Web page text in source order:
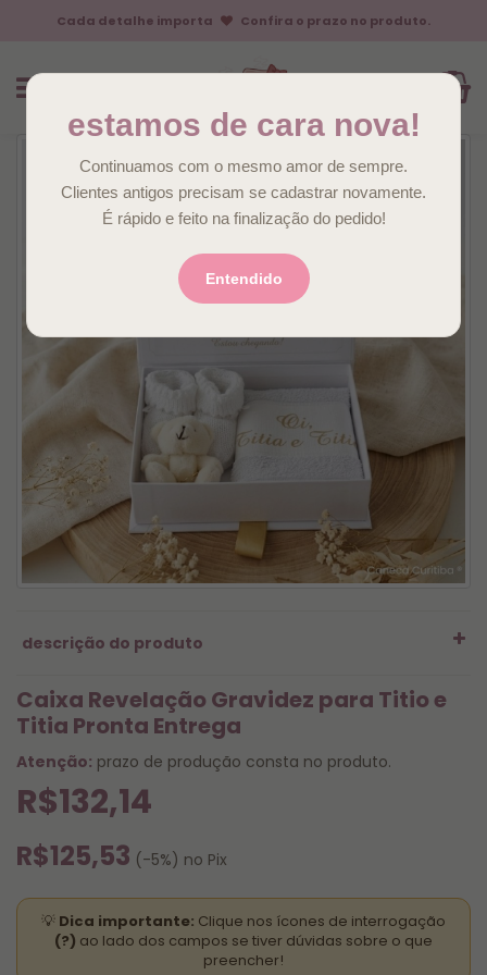
Cada detalhe importa Confira o prazo no produto.
descrição do produto
Caixa Revelação Gravidez para Titio e
Titia Pronta Entrega
Atenção: prazo de produção consta no produto.
R$132,14
R$125,53 (-5%) no Pix
💡 Dica importante: Clique nos ícones de interrogação
(?) ao lado dos campos se tiver dúvidas sobre o que
preencher!
Para garantir que sua caneca seja produzido em
até 1 hora , leia atentamente as regras do serviço,
fazemos somente Caneca na Hora, outros itens
estamos de cara nova!
Continuamos com o mesmo amor de sempre.
Clientes antigos precisam se cadastrar novamente.
É rápido e feito na finalização do pedido!
Entendido